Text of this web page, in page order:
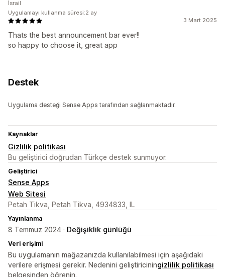
3 Mart 2025
Thats the best announcement bar ever!!
so happy to choose it, great app
İsrail
Uygulamayı kullanma süresi:2 ay
Destek
Uygulama desteği Sense Apps tarafından sağlanmaktadır.
Kaynaklar
Gizlilik politikası
Bu geliştirici doğrudan Türkçe destek sunmuyor.
Geliştirici
Sense Apps
Web Sitesi
Petah Tikva, Petah Tikva, 4934833, IL
Yayınlanma
8 Temmuz 2024 · Değişiklik günlüğü
Veri erişimi
Bu uygulamanın mağazanızda kullanılabilmesi için aşağıdaki
verilere erişmesi gerekir. Nedenini geliştiriciningizlilik politikası
belgesinden öğrenin.